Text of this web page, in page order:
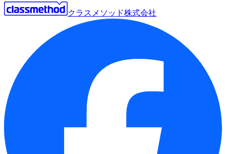
クラスメソッド株式会社